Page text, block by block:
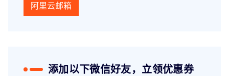
阿里云邮箱
添加以下微信好友，立领优惠券